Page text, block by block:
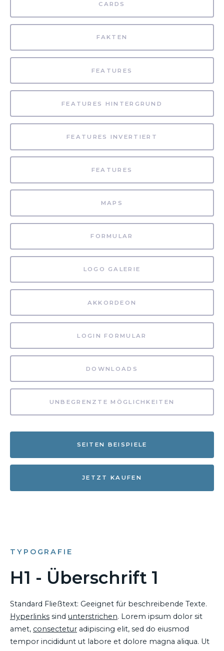
CARDS
FAKTEN
FEATURES
FEATURES HINTERGRUND
FEATURES INVERTIERT
FEATURES
MAPS
FORMULAR
LOGO GALERIE
AKKORDEON
LOGIN FORMULAR
DOWNLOADS
UNBEGRENZTE MÖGLICHKEITEN
SEITEN BEISPIELE
JETZT KAUFEN
TYPOGRAFIE
H1 - Überschrift 1
Standard Fließtext: Geeignet für beschreibende Texte.
Hyperlinks sind unterstrichen. Lorem ipsum dolor sit
amet, consectetur adipiscing elit, sed do eiusmod
tempor incididunt ut labore et dolore magna aliqua. Ut